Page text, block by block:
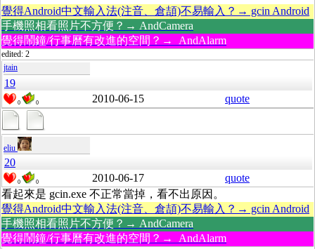
覺得Android中文輸入法(注音、倉頡)不易輸入？→ gcin Android
手機照相看照片不方便？→ AndCamera
覺得鬧鐘/行事曆有改進的空間？→ AndAlarm
edited: 2
jtain
19
0 0 2010-06-15 quote
eliu
20
0 0 2010-06-17
quote
看起來是 gcin.exe 不正常當掉，看不出原因。
覺得Android中文輸入法(注音、倉頡)不易輸入？→ gcin Android
手機照相看照片不方便？→ AndCamera
覺得鬧鐘/行事曆有改進的空間？→ AndAlarm